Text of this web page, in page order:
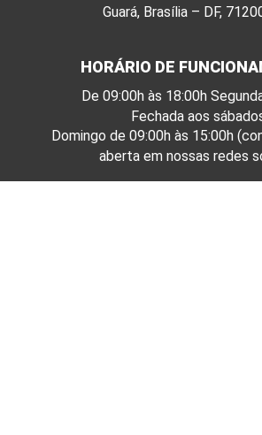
Guará, Brasília – DF,
HORÁRIO DE
De 09:00h às 18:00h
Fechada aos
Domingo de 09:00h às 15:00h
aberta em nossas redes